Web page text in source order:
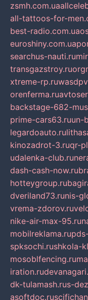
zsmh.com.ua
all-tattoos-for-
best-radio.com.ua
euroshiny.com.ua
searchus-nauti.ru
transgazstroy.ru
xtreme-rp.ru
orenferma.ru
backstage-682-
prime-cars63.ruun-
legardoauto.ru
kinozadrot-3.ruqr-
udalenka-club.ru
dash-cash-now.ru
hotteygroup.ru
dveriland73.runis-
vrema-zdorov.ru
nike-air-max-95.ru
mobilreklama.ru
spksochi.rushkola-
mosoblfencing.ru
iration.ru
dk-tulamash.rus-
asoftdoc.ru